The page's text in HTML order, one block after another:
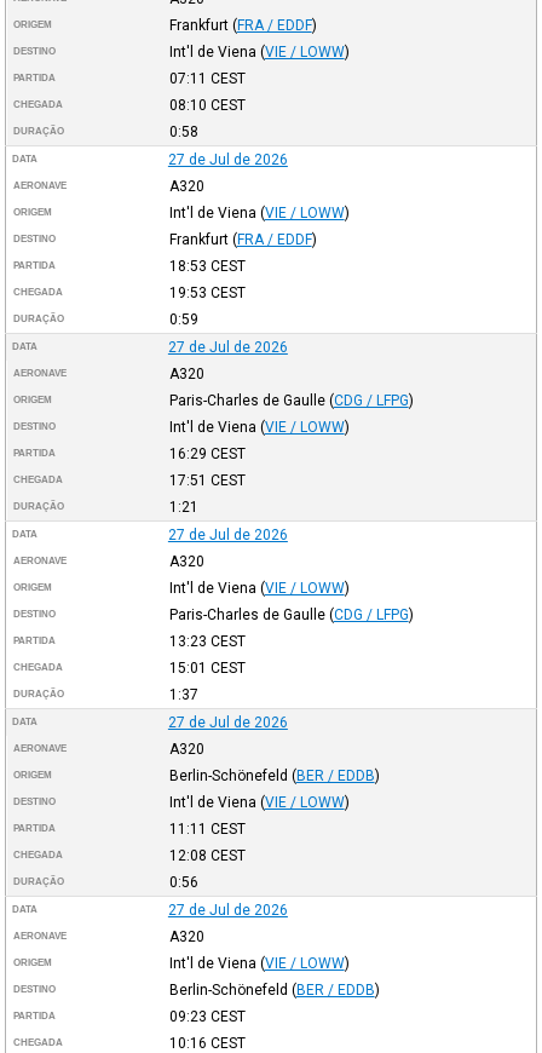
ORIGEM Frankfurt (FRA / EDDF)
DESTINO Int'l de Viena (VIE / LOWW)
PARTIDA 07:11 CEST
CHEGADA 08:10 CEST
DURAÇÃO 0:58
DATA 27 de Jul de 2026
AERONAVE A320
ORIGEM Int'l de Viena (VIE / LOWW)
DESTINO Frankfurt (FRA / EDDF)
PARTIDA 18:53 CEST
CHEGADA 19:53 CEST
DURAÇÃO 0:59
DATA 27 de Jul de 2026
AERONAVE A320
ORIGEM Paris-Charles de Gaulle (CDG / LFPG)
DESTINO Int'l de Viena (VIE / LOWW)
PARTIDA 16:29 CEST
CHEGADA 17:51 CEST
DURAÇÃO 1:21
DATA 27 de Jul de 2026
AERONAVE A320
ORIGEM Int'l de Viena (VIE / LOWW)
DESTINO Paris-Charles de Gaulle (CDG / LFPG)
PARTIDA 13:23 CEST
CHEGADA 15:01 CEST
DURAÇÃO 1:37
DATA 27 de Jul de 2026
AERONAVE A320
ORIGEM Berlin-Schönefeld (BER / EDDB)
DESTINO Int'l de Viena (VIE / LOWW)
PARTIDA 11:11 CEST
CHEGADA 12:08 CEST
DURAÇÃO 0:56
DATA 27 de Jul de 2026
AERONAVE A320
ORIGEM Int'l de Viena (VIE / LOWW)
DESTINO Berlin-Schönefeld (BER / EDDB)
PARTIDA 09:23 CEST
CHEGADA 10:16 CEST